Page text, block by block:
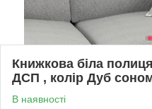
Книжкова біла полиця
ДСП , колір Дуб
В наявності